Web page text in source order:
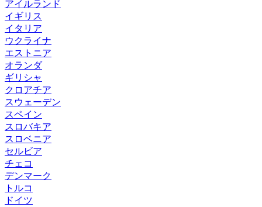
アイルランド
イギリス
イタリア
ウクライナ
エストニア
オランダ
ギリシャ
クロアチア
スウェーデン
スペイン
スロバキア
スロベニア
セルビア
チェコ
デンマーク
トルコ
ドイツ